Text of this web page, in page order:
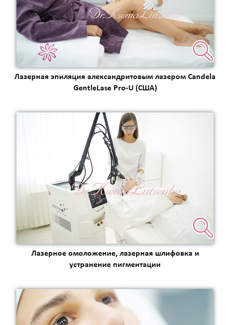
Лазерная эпиляция александритовым лазером Candela
GentleLase Pro-U (США)
Лазерное омоложение, лазерная шлифовка и
устранение пигментации